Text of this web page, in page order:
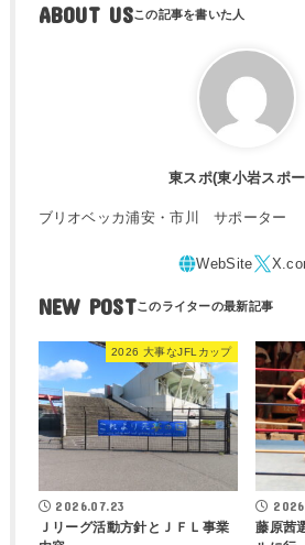
ABOUT US
東スポ(東小岩スポ
ブリオベッカ浦安・市川 サポーター
NEW POST
2026 大事なJFLカップ
2026.07.23
Ｊリーグ活動方針とＪＦＬ事業
藤原茜